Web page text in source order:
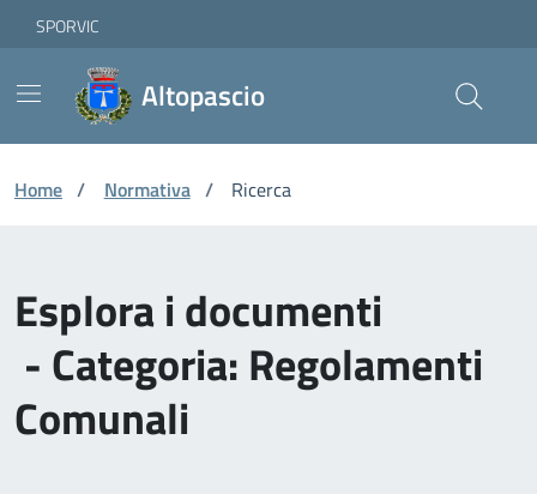
Skip to Main Content
Vai ai contenuti
Vai al footer
SPORVIC
Altopascio
Home / Normativa / Ricerca
Esplora i documenti
- Categoria: Regolamenti
Comunali